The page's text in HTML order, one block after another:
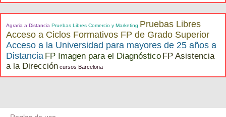
Agraria a Distancia Pruebas Libres Comercio y Marketing Pruebas Libres
Acceso a Ciclos Formativos FP de Grado Superior
Acceso a la Universidad para mayores de 25 años a
Distancia FP Imagen para el Diagnóstico FP Asistencia
a la Dirección cursos Barcelona